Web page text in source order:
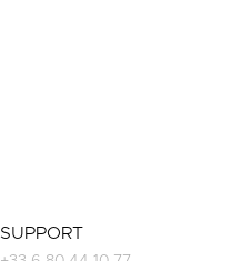
SUPPORT